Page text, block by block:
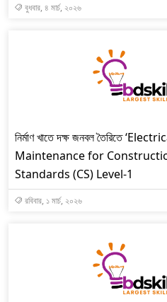
বুধবার, ৪ মার্চ, ২০২৬
নির্মাণ খাতে দক্ষ জনবল তৈরিতে
Maintenance for
Standards (CS) Level-1
রবিবার, ১ মার্চ, ২০২৬